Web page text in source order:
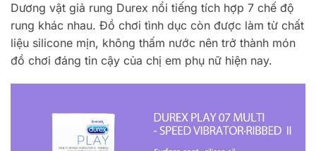
Dương vật giả rung Durex nổi tiếng tích hợp 7 chế độ
rung khác nhau. Đồ chơi tình dục còn được làm từ chất
liệu silicone mịn, không thấm nước nên trở thành món
đồ chơi đáng tin cậy của chị em phụ nữ hiện nay.